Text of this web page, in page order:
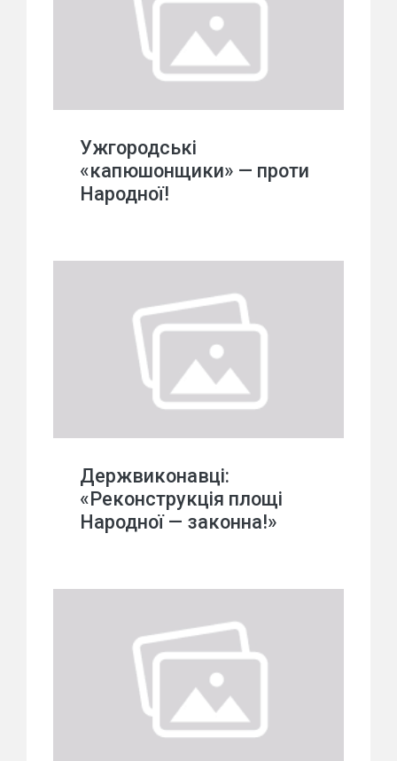
Ужгородські
«капюшонщики» — проти
Народної!
Держвиконавці:
«Реконструкція площі
Народної — законна!»